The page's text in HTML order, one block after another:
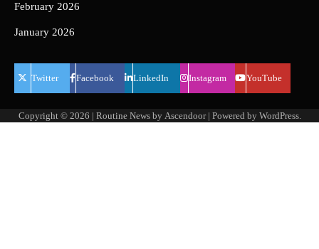
February 2026
January 2026
Twitter Facebook LinkedIn Instagram YouTube
Copyright © 2026 | Routine News by Ascendoor| Powered by WordPress.